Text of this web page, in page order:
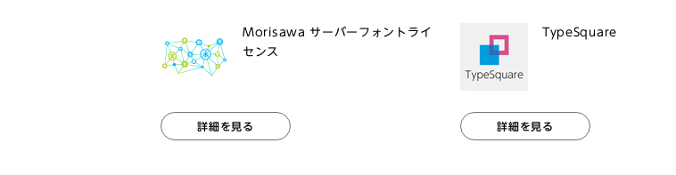
Morisawa サーバーフォントライ
センス
詳細を見る
TypeSquare
詳細を見る